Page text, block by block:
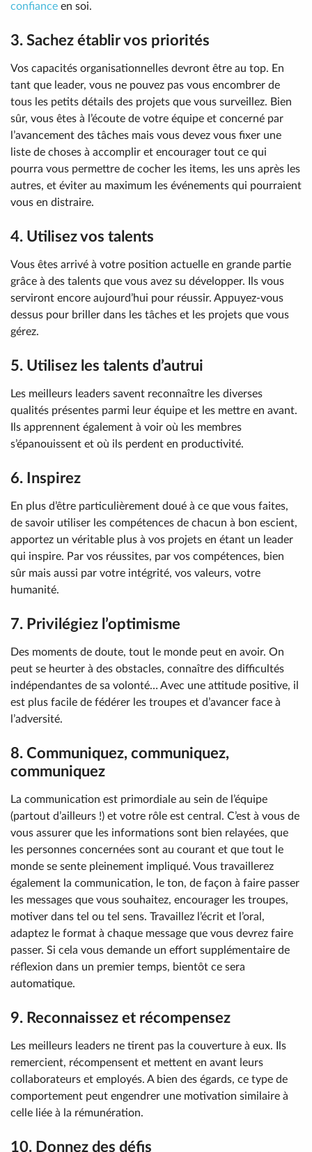
confiance en soi.
3. Sachez établir vos priorités
Vos capacités organisationnelles devront être au top. En
tant que leader, vous ne pouvez pas vous encombrer de
tous les petits détails des projets que vous surveillez. Bien
sûr, vous êtes à l’écoute de votre équipe et concerné par
l’avancement des tâches mais vous devez vous fixer une
liste de choses à accomplir et encourager tout ce qui
pourra vous permettre de cocher les items, les uns après les
autres, et éviter au maximum les événements qui pourraient
vous en distraire.
4. Utilisez vos talents
Vous êtes arrivé à votre position actuelle en grande partie
grâce à des talents que vous avez su développer. Ils vous
serviront encore aujourd’hui pour réussir. Appuyez-vous
dessus pour briller dans les tâches et les projets que vous
gérez.
5. Utilisez les talents d’autrui
Les meilleurs leaders savent reconnaître les diverses
qualités présentes parmi leur équipe et les mettre en avant.
Ils apprennent également à voir où les membres
s’épanouissent et où ils perdent en productivité.
6. Inspirez
En plus d’être particulièrement doué à ce que vous faites,
de savoir utiliser les compétences de chacun à bon escient,
apportez un véritable plus à vos projets en étant un leader
qui inspire. Par vos réussites, par vos compétences, bien
sûr mais aussi par votre intégrité, vos valeurs, votre
humanité.
7. Privilégiez l’optimisme
Des moments de doute, tout le monde peut en avoir. On
peut se heurter à des obstacles, connaître des difficultés
indépendantes de sa volonté… Avec une attitude positive, il
est plus facile de fédérer les troupes et d’avancer face à
l’adversité.
8. Communiquez, communiquez,
communiquez
La communication est primordiale au sein de l’équipe
(partout d’ailleurs !) et votre rôle est central. C’est à vous de
vous assurer que les informations sont bien relayées, que
les personnes concernées sont au courant et que tout le
monde se sente pleinement impliqué. Vous travaillerez
également la communication, le ton, de façon à faire passer
les messages que vous souhaitez, encourager les troupes,
motiver dans tel ou tel sens. Travaillez l’écrit et l’oral,
adaptez le format à chaque message que vous devrez faire
passer. Si cela vous demande un effort supplémentaire de
réflexion dans un premier temps, bientôt ce sera
automatique.
9. Reconnaissez et récompensez
Les meilleurs leaders ne tirent pas la couverture à eux. Ils
remercient, récompensent et mettent en avant leurs
collaborateurs et employés. A bien des égards, ce type de
comportement peut engendrer une motivation similaire à
celle liée à la rémunération.
10. Donnez des défis